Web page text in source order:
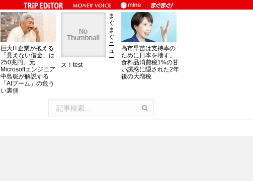
巨大IT企業が抱える
「見えない借金」は
250兆円。元
Microsoftエンジニア
中島聡が解説する
「AIブーム」の危う
い裏側
ま
ぐ
ま
ぐ
ニ
ュ
ー
ス！test
高市早苗は支持率の
ために日本を壊す。
食料品消費税1%の甘
い誘惑に隠された2年
後の大増税